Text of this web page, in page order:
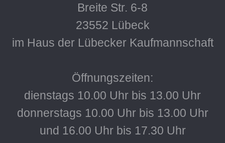
Breite Str. 6-8
23552 Lübeck
im Haus der Lübecker Kaufmannschaft
Öffnungszeiten:
dienstags 10.00 Uhr bis 13.00 Uhr
donnerstags 10.00 Uhr bis 13.00 Uhr
und 16.00 Uhr bis 17.30 Uhr